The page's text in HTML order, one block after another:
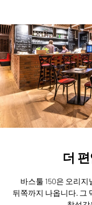
더
바스툴 150은 오리
뒤쪽까지 나옵니다. 그